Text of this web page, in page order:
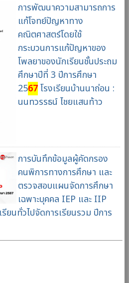
การพัฒนาความสามารถการ
แก้โจทย์ปัญหาทาง
คณิตศาสตร์โดยใช้
กระบวนการแก้ปัญหาของ
โพลยาของนักเรียนชั้นประถม
ศึกษาปีที่ 3 ปีการศึกษา
2567โรงเรียนบ้านนาถ่อน :
นนทวรรธน์ ไชยแสนท้าว
การบันทึกข้อมูลผู้คัดกรอง
คนพิการทางการศึกษา และ
ตรวจสอบแผนจัดการศึกษา
เฉพาะบุคคล IEP และ IIP
ยนทั่วไปจัดการเรียนรวม ปีการ